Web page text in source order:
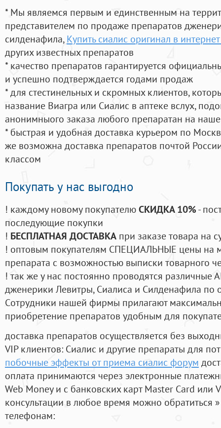
* Мы являемся первым и единственным на
представителем по продаже препаратов
силденафила, Купить сиалис оригинал в
других известных препаратов
* качество препаратов гарантируется
и успешно подтверждается годами продаж
* для стестинельных и скромных клиентов,
название Виагра или Сиалис в аптеке вслух,
анонимныого заказа любого препаратан на
* быстрая и удобная доставка курьером по
же возможна доставка препаратов почтой
классом
Покупать у нас выгодно
! каждому новому покупателюСКИДКА 10%-
последующие покупки
! БЕСПЛАТНАЯ ДОСТАВКА при заказе товара на
! оптовым покупателям СПЕЦИАЛЬНЫЕ цены на
препарата с возможностью выписки товарного
! так же у нас постоянно проводятся
дженерики Левитры, Сиалиса и Силденафила по
Cотрудники нашей фирмы прилагают
приобретение препаратов удобным для
доставка препаратов осуществляется без
VIP клиентов: Сиалис и другие препараты для
побочные эффекты от приема сиалис форум
оплата принимаются через электронные
Web Money и с банковских карт Master Card или
консультации в любое время можно обратиться
телефонам: